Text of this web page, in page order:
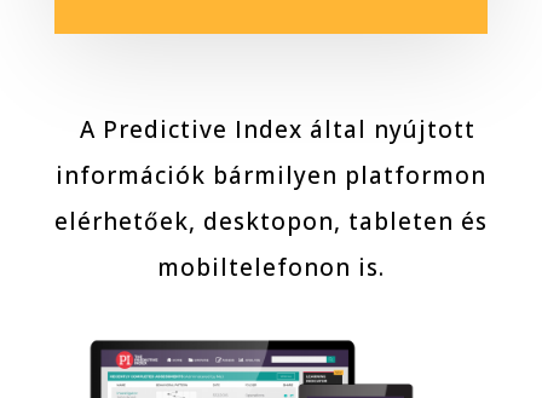
A Predictive Index által nyújtott
információk bármilyen platformon
elérhetőek, desktopon, tableten és
mobiltelefonon is.